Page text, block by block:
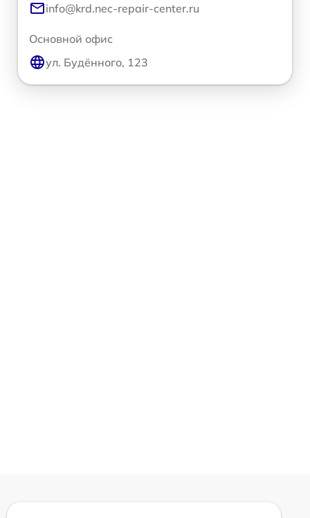
info@krd.nec-repair-center.ru
Основной офис
ул. Будённого, 123